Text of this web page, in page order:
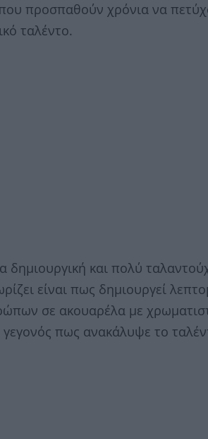
προσπαθούν χρόνια να
ταλέντο.
δημιουργική και πολύ
είναι πως δημιουργεί
σε ακουαρέλα με
πως ανακάλυψε το